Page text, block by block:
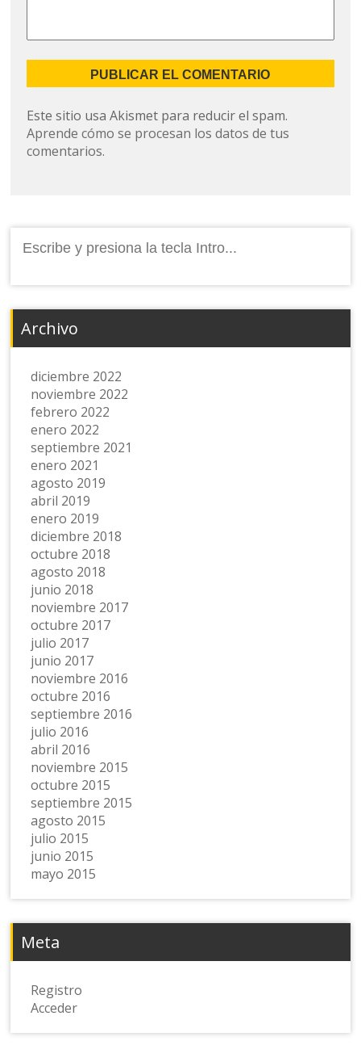
Este sitio usa Akismet para reducir el spam.
Aprende cómo se procesan los datos de tus
comentarios.
Archivo
diciembre 2022
noviembre 2022
febrero 2022
enero 2022
septiembre 2021
enero 2021
agosto 2019
abril 2019
enero 2019
diciembre 2018
octubre 2018
agosto 2018
junio 2018
noviembre 2017
octubre 2017
julio 2017
junio 2017
noviembre 2016
octubre 2016
septiembre 2016
julio 2016
abril 2016
noviembre 2015
octubre 2015
septiembre 2015
agosto 2015
julio 2015
junio 2015
mayo 2015
Meta
Registro
Acceder